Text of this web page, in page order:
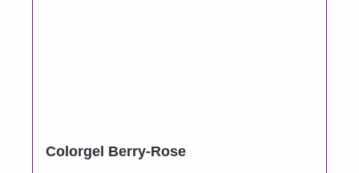
Colorgel Berry-Rose